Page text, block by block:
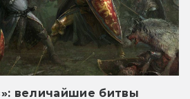
величайшие битвы